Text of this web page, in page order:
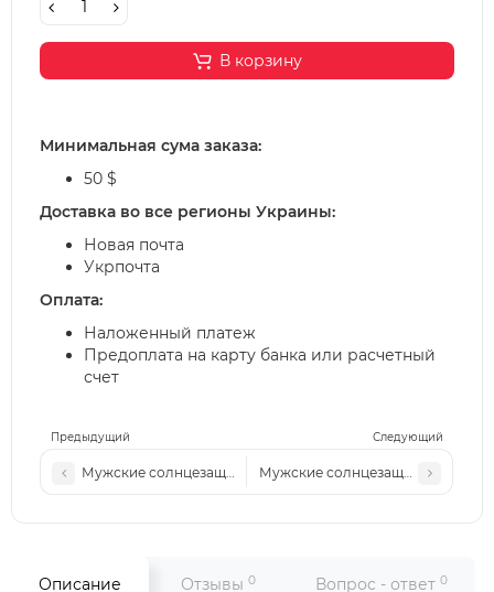
Предыдущий Следующий
Мужские солнцезащитные очки Polarized Lac P991 c3
Мужские солнцезащитные очки
В корзину
Минимальная сума заказа:
50 $
Доставка во все регионы Украины:
Новая почта
Укрпочта
Оплата:
Наложенный платеж
Предоплата на карту банка или расчетный
счет
Описание Отзывы 0 Вопрос - ответ 0